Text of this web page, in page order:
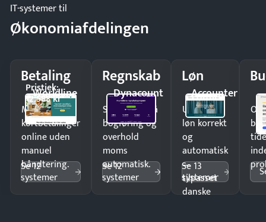
IT-systemer til
Økonomiafdelingen
Betaling
Worldline
Pristjek:
12.588 kr
Modtag
kortbetalinger
online uden
manuel
håndtering.
Se 12
systemer
Regnskab
Dynacount
Spar timer på
bogføring og
overhold
moms
automatisk.
Se 12
systemer
Løn
Accounter
Udbetal
løn korrekt
og
automatisk
—
tilpasset
danske
Se 13
systemer